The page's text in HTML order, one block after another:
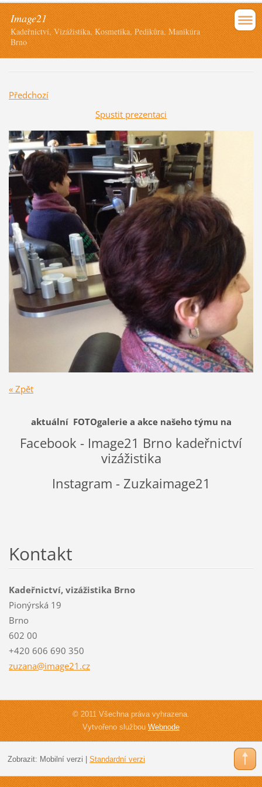
Image21
Kadeřnictví, Vizážistika, Kosmetika, Pedikůra, Manikúra
Brno
Předchozí
Spustit prezentaci
« Zpět
aktuální FOTOgalerie a akce našeho týmu na
Facebook - Image21 Brno kadeřnictví
vizážistika
Instagram - Zuzkaimage21
Kontakt
Kadeřnictví, vizážistika Brno
Pionýrská 19
Brno
602 00
+420 606 690 350
zuzana@image21.cz
© 2011 Všechna práva vyhrazena.
Vytvořeno službouWebnode
Zobrazit: Mobilní verzi Standardní verzi